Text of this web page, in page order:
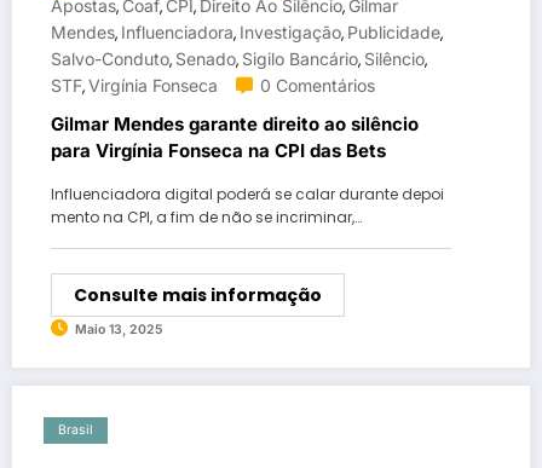
Apostas, Coaf, CPI, Direito Ao Silêncio, Gilmar
Mendes, Influenciadora, Investigação, Publicidade,
Salvo-Conduto, Senado, Sigilo Bancário, Silêncio,
STF,Virgínia Fonseca 0 Comentários
Gilmar Mendes garante direito ao silêncio
para Virgínia Fonseca na CPI das Bets
Influenciadora digital poderá se calar durante depoi
mento na CPI, a fim de não se incriminar,…
Consulte mais informação
Maio 13, 2025
Brasil